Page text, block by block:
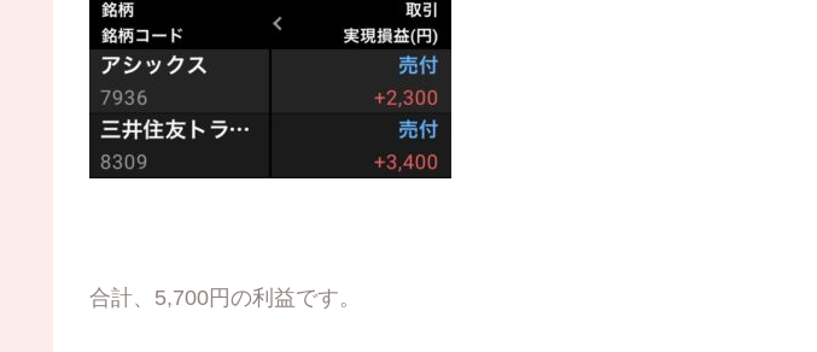
合計、5,700円の利益です。